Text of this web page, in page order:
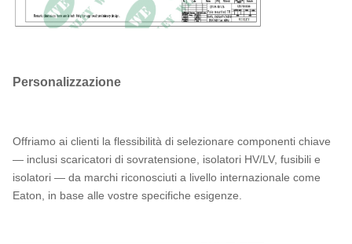
Personalizzazione
Offriamo ai clienti la flessibilità di selezionare componenti chiave
— inclusi scaricatori di sovratensione, isolatori HV/LV, fusibili e
isolatori — da marchi riconosciuti a livello internazionale come
Eaton, in base alle vostre specifiche esigenze.